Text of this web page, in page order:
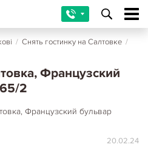
/ Снять гостинку на Салтовке /
Французский
2
Французский бульвар
20.02.24